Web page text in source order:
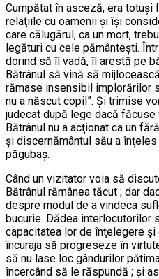
Cumpătat în asceză, era
relaţiile cu oamenii şi îşi
care călugărul, ca un mort,
legături cu cele pământeşti.
dorind să îl vadă, îl arestă pe
Bătrânul să vină să
rămase insensibil implorărilor
nu a născut copil”. Şi trimise
judecat după lege dacă făcuse
Bătrânul nu a acţionat ca un
şi discernământul său a
păgubaş.
Când un vizitator voia să
Bătrânul rămânea tăcut ; dar
despre modul de a vindeca
bucurie. Dădea interlocutorilor
capacitatea lor de înţelegere
încuraja să progreseze în
să nu lase loc gândurilor
încercând să le răspundă ; şi